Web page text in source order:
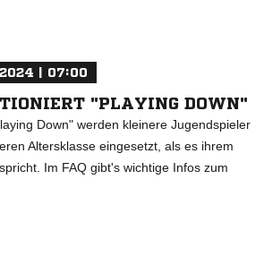
| 07:00
"PLAYING DOWN"
Down" werden kleinere Jugendspieler
Altersklasse eingesetzt, als es ihrem
Im FAQ gibt's wichtige Infos zum